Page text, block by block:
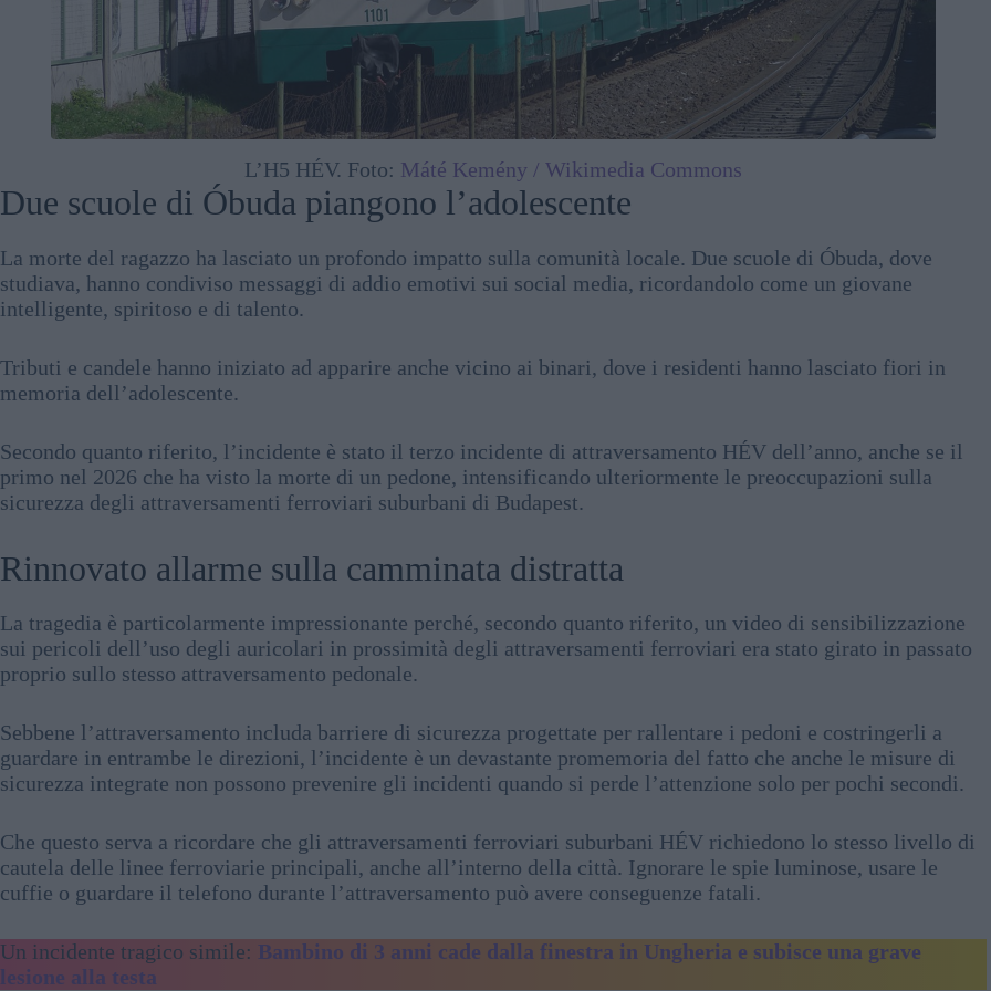
L’H5 HÉV. Foto: Máté Kemény / Wikimedia Commons
Due scuole di Óbuda piangono l’adolescente
La morte del ragazzo ha lasciato un profondo impatto sulla comunità locale. Due scuole di Óbuda, dove
studiava, hanno condiviso messaggi di addio emotivi sui social media, ricordandolo come un giovane
intelligente, spiritoso e di talento.
Tributi e candele hanno iniziato ad apparire anche vicino ai binari, dove i residenti hanno lasciato fiori in
memoria dell’adolescente.
Secondo quanto riferito, l’incidente è stato il terzo incidente di attraversamento HÉV dell’anno, anche se il
primo nel 2026 che ha visto la morte di un pedone, intensificando ulteriormente le preoccupazioni sulla
sicurezza degli attraversamenti ferroviari suburbani di Budapest.
Rinnovato allarme sulla camminata distratta
La tragedia è particolarmente impressionante perché, secondo quanto riferito, un video di sensibilizzazione
sui pericoli dell’uso degli auricolari in prossimità degli attraversamenti ferroviari era stato girato in passato
proprio sullo stesso attraversamento pedonale.
Sebbene l’attraversamento includa barriere di sicurezza progettate per rallentare i pedoni e costringerli a
guardare in entrambe le direzioni, l’incidente è un devastante promemoria del fatto che anche le misure di
sicurezza integrate non possono prevenire gli incidenti quando si perde l’attenzione solo per pochi secondi.
Che questo serva a ricordare che gli attraversamenti ferroviari suburbani HÉV richiedono lo stesso livello di
cautela delle linee ferroviarie principali, anche all’interno della città. Ignorare le spie luminose, usare le
cuffie o guardare il telefono durante l’attraversamento può avere conseguenze fatali.
Un incidente tragico simile: Bambino di 3 anni cade dalla finestra in Ungheria e subisce una grave
lesione alla testa